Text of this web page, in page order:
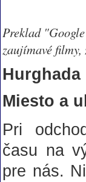
Preklad
zaujímavé filmy,
Miesto a
Pri
času na
pre nás.